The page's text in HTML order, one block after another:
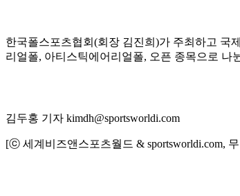
한국폴스포츠협회(회장 김진희)가 주최하고 국
리얼폴, 아티스틱에어리얼폴, 오픈 종목으로 나
김두홍 기자 kimdh@sportsworldi.com
[ⓒ 세계비즈앤스포츠월드 & sportsworldi.com,